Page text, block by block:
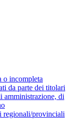
o incompleta
da parte dei titolari
di
regionali/provinciali